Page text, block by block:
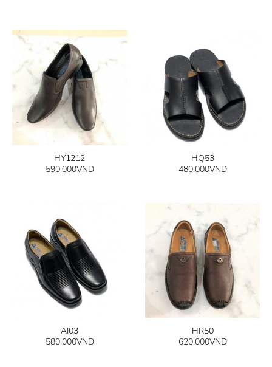
HY1212
590.000VND
HQ53
480.000VND
AI03
580.000VND
HR50
620.000VND